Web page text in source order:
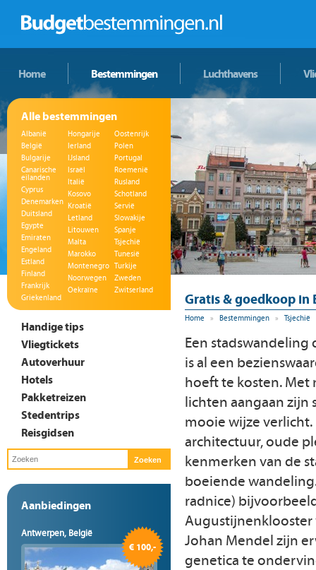
Home Bestemmingen Luchthavens
Alle bestemmingen
Albanië
België
Bulgarije
Canarische
eilanden
Cyprus
Denemarken
Duitsland
Egypte
Emiraten
Engeland
Estland
Finland
Frankrijk
Griekenland
Hongarije
Ierland
IJsland
Israël
Italië
Kosovo
Kroatië
Letland
Litouwen
Malta
Marokko
Montenegro
Noorwegen
Oekraïne
Oostenrijk
Polen
Portugal
Roemenië
Rusland
Schotland
Servië
Slowakije
Spanje
Tsjechië
Tunesië
Turkije
Zweden
Zwitserland
Handige tips
Vliegtickets
Autoverhuur
Hotels
Pakketreizen
Stedentrips
Reisgidsen
Aanbiedingen
Antwerpen, België
€ 100,-
Gratis & goedkoop in
Home » Bestemmingen » Tsjechië
Een stadswandeling
is al een
hoeft te kosten. Met
lichten aangaan
mooie wijze
architectuur, oude
kenmerken van de
boeiende
radnice)
Johan Mendel zijn
genetica te